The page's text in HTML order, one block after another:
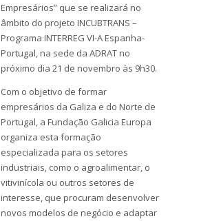
Empresários” que se realizará no
âmbito do projeto INCUBTRANS –
Programa INTERREG VI-A Espanha-
Portugal, na sede da ADRAT no
próximo dia 21 de novembro às 9h30.
Com o objetivo de formar
empresários da Galiza e do Norte de
Portugal, a Fundação Galicia Europa
organiza esta formação
especializada para os setores
industriais, como o agroalimentar, o
vitivinícola ou outros setores de
interesse, que procuram desenvolver
novos modelos de negócio e adaptar